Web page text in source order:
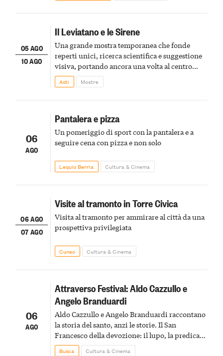
05 AGO
10 AGO
Il Leviatano e le Sirene
Una grande mostra temporanea che fonde
reperti unici, ricerca scientifica e suggestione
visiva, portando ancora una volta al centro
della scena le meraviglie del passato astigiano
Asti Mostre
06
AGO
Pantalera e pizza
Un pomeriggio di sport con la pantalera e a
seguire cena con pizza e non solo
Lequio Berria Cultura & Cinema
06 AGO
07 AGO
Visite al tramonto in Torre Civica
Visita al tramonto per ammirare al città da una
prospettiva privilegiata
Cuneo Cultura & Cinema
06
AGO
Attraverso Festival: Aldo Cazzullo e
Angelo Branduardi
Aldo Cazzullo e Angelo Branduardi raccontano
la storia del santo, anzi le storie. Il San
Francesco della devozione: il lupo, la predica
agli uccelli, le stimmate
Busca Cultura & Cinema